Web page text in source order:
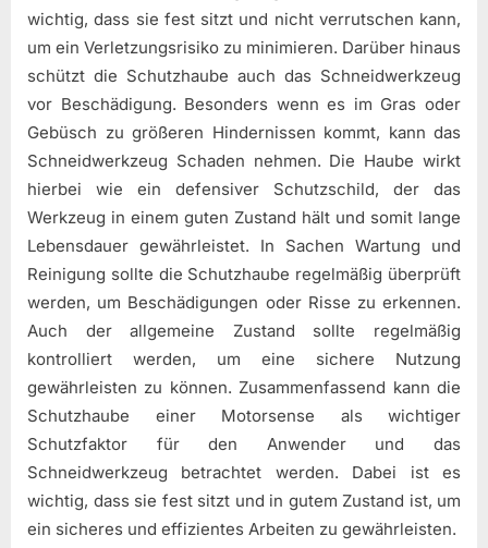
wichtig, dass sie fest sitzt und nicht verrutschen kann,
um ein Verletzungsrisiko zu minimieren. Darüber hinaus
schützt die Schutzhaube auch das Schneidwerkzeug
vor Beschädigung. Besonders wenn es im Gras oder
Gebüsch zu größeren Hindernissen kommt, kann das
Schneidwerkzeug Schaden nehmen. Die Haube wirkt
hierbei wie ein defensiver Schutzschild, der das
Werkzeug in einem guten Zustand hält und somit lange
Lebensdauer gewährleistet. In Sachen Wartung und
Reinigung sollte die Schutzhaube regelmäßig überprüft
werden, um Beschädigungen oder Risse zu erkennen.
Auch der allgemeine Zustand sollte regelmäßig
kontrolliert werden, um eine sichere Nutzung
gewährleisten zu können. Zusammenfassend kann die
Schutzhaube einer Motorsense als wichtiger
Schutzfaktor für den Anwender und das
Schneidwerkzeug betrachtet werden. Dabei ist es
wichtig, dass sie fest sitzt und in gutem Zustand ist, um
ein sicheres und effizientes Arbeiten zu gewährleisten.